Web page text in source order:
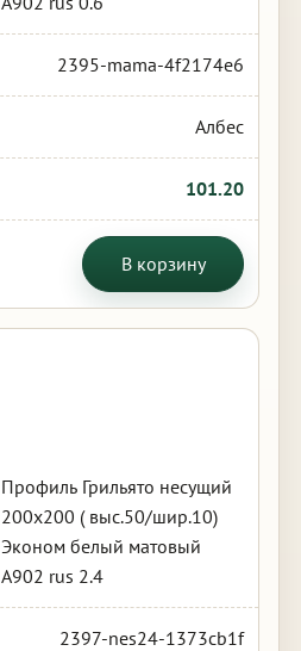
2395-mama-4f2174e6
Албес
101.20
В корзину
Профиль Грильято несущий
200х200 ( выс.50/шир.10)
Эконом белый матовый
А902 rus 2.4
2397-nes24-1373cb1f